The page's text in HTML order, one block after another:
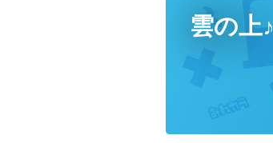
雲の上♪